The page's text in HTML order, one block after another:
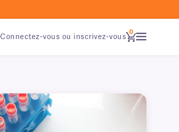
Connectez-vous ou inscrivez-vous
0